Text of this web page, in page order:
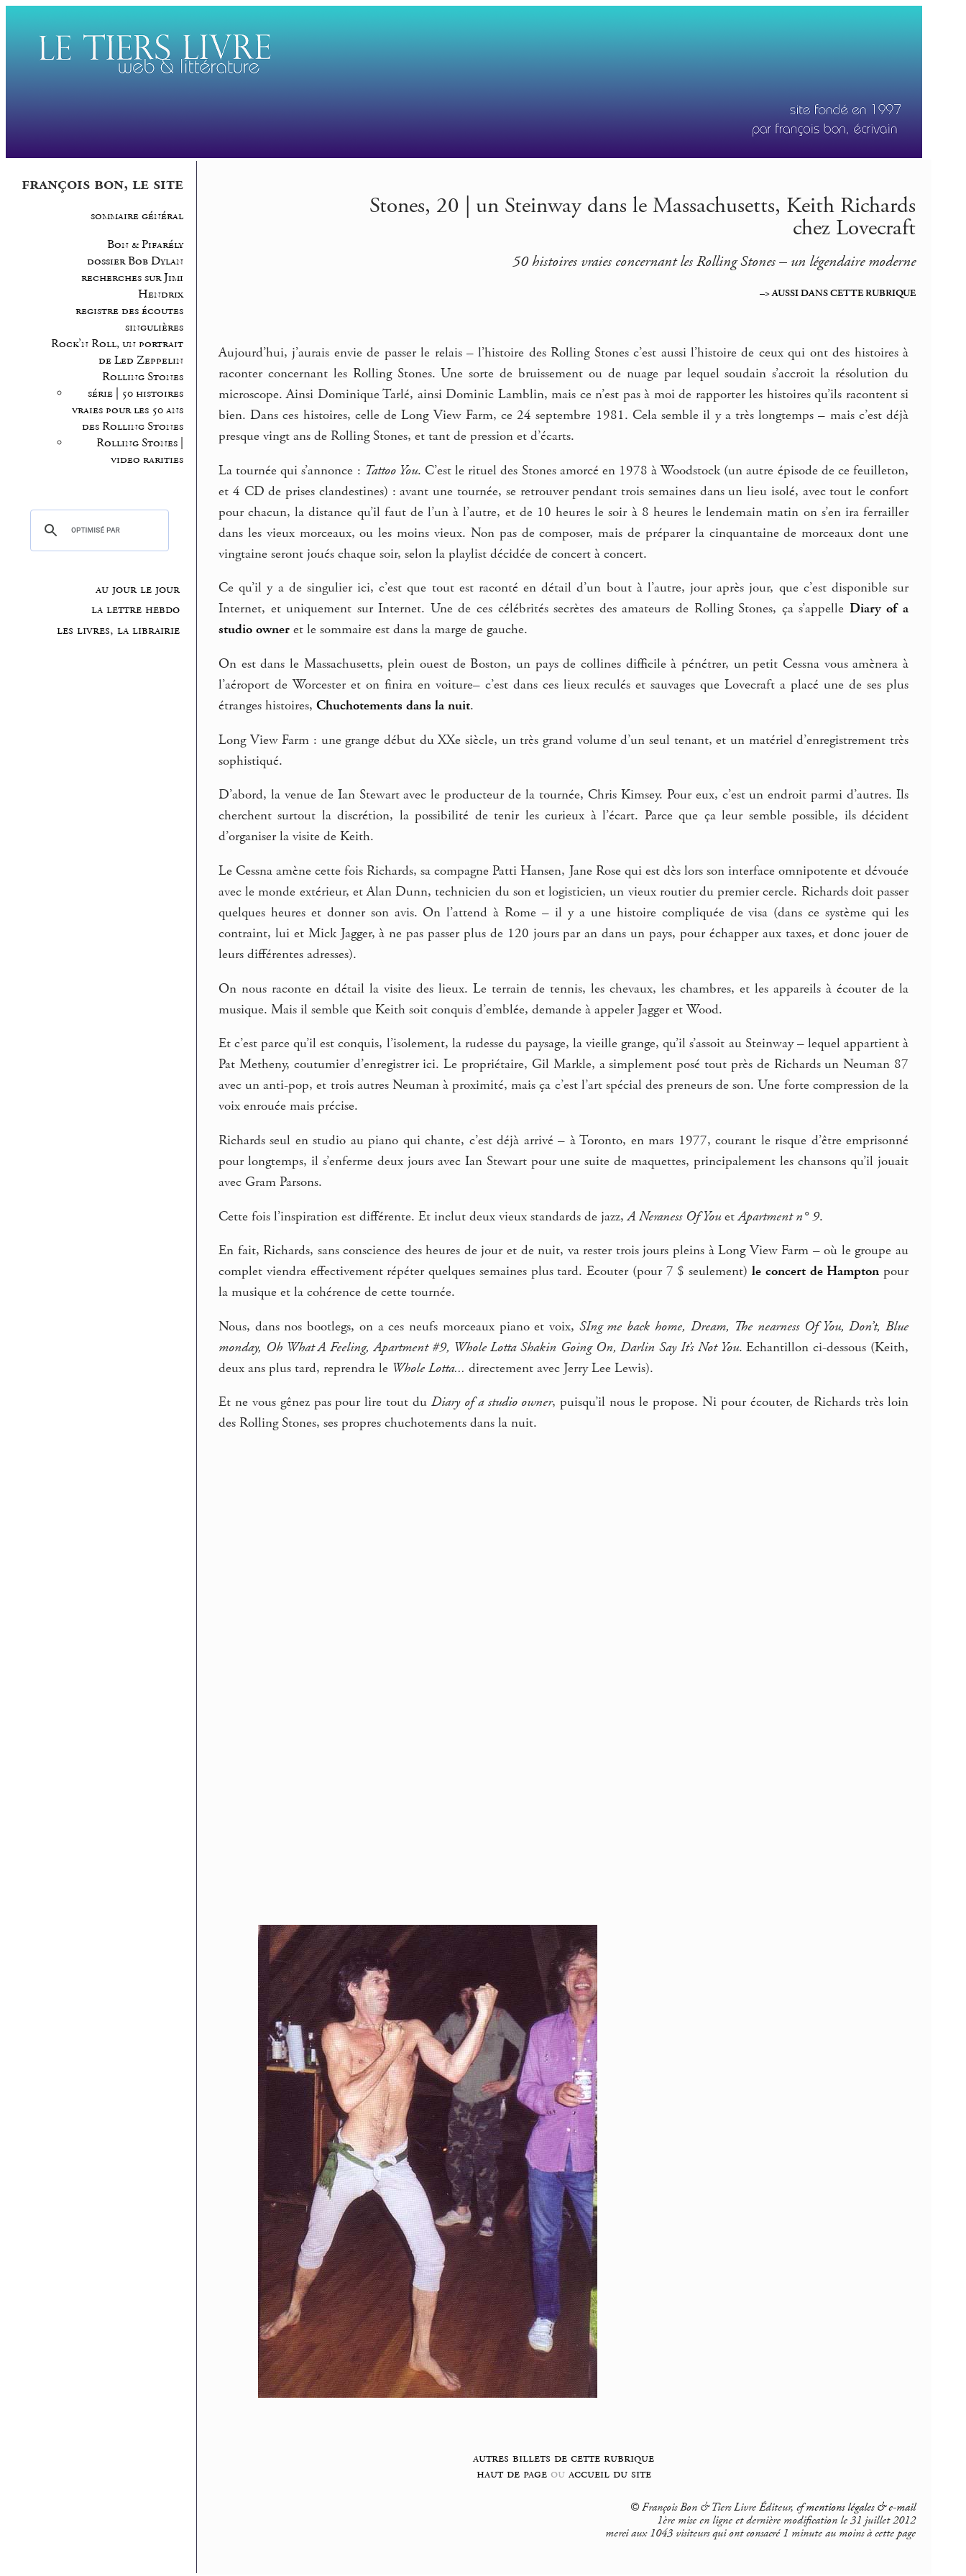
françois bon, le site
sommaire général
Bon & Pifarély
dossier Bob Dylan
recherches sur Jimi
Hendrix
registre des écoutes
singulières
Rock’n Roll, un portrait
de Led Zeppelin
Rolling Stones
série | 50 histoires
vraies pour les 50 ans
des Rolling Stones
Rolling Stones |
video rarities
au jour le jour
la lettre hebdo
les livres, la librairie
Stones, 20 | un Steinway dans le Massachusetts, Keith Richards
chez Lovecraft
50 histoires vraies concernant les Rolling Stones – un légendaire moderne
–> AUSSI DANS CETTE RUBRIQUE
Aujourd’hui, j’aurais envie de passer le relais – l’histoire des Rolling Stones c’est aussi l’histoire de ceux qui ont des histoires à
raconter concernant les Rolling Stones. Une sorte de bruissement ou de nuage par lequel soudain s’accroit la résolution du
microscope. Ainsi Dominique Tarlé, ainsi Dominic Lamblin, mais ce n’est pas à moi de rapporter les histoires qu’ils racontent si
bien. Dans ces histoires, celle de Long View Farm, ce 24 septembre 1981. Cela semble il y a très longtemps – mais c’est déjà
presque vingt ans de Rolling Stones, et tant de pression et d’écarts.
La tournée qui s’annonce : Tattoo You. C’est le rituel des Stones amorcé en 1978 à Woodstock (un autre épisode de ce feuilleton,
et 4 CD de prises clandestines) : avant une tournée, se retrouver pendant trois semaines dans un lieu isolé, avec tout le confort
pour chacun, la distance qu’il faut de l’un à l’autre, et de 10 heures le soir à 8 heures le lendemain matin on s’en ira ferrailler
dans les vieux morceaux, ou les moins vieux. Non pas de composer, mais de préparer la cinquantaine de morceaux dont une
vingtaine seront joués chaque soir, selon la playlist décidée de concert à concert.
Ce qu’il y a de singulier ici, c’est que tout est raconté en détail d’un bout à l’autre, jour après jour, que c’est disponible sur
Internet, et uniquement sur Internet. Une de ces célébrités secrètes des amateurs de Rolling Stones, ça s’appelle Diary of a
studio owner et le sommaire est dans la marge de gauche.
On est dans le Massachusetts, plein ouest de Boston, un pays de collines difficile à pénétrer, un petit Cessna vous amènera à
l’aéroport de Worcester et on finira en voiture– c’est dans ces lieux reculés et sauvages que Lovecraft a placé une de ses plus
étranges histoires, Chuchotements dans la nuit.
Long View Farm : une grange début du XXe siècle, un très grand volume d’un seul tenant, et un matériel d’enregistrement très
sophistiqué.
D’abord, la venue de Ian Stewart avec le producteur de la tournée, Chris Kimsey. Pour eux, c’est un endroit parmi d’autres. Ils
cherchent surtout la discrétion, la possibilité de tenir les curieux à l’écart. Parce que ça leur semble possible, ils décident
d’organiser la visite de Keith.
Le Cessna amène cette fois Richards, sa compagne Patti Hansen, Jane Rose qui est dès lors son interface omnipotente et dévouée
avec le monde extérieur, et Alan Dunn, technicien du son et logisticien, un vieux routier du premier cercle. Richards doit passer
quelques heures et donner son avis. On l’attend à Rome – il y a une histoire compliquée de visa (dans ce système qui les
contraint, lui et Mick Jagger, à ne pas passer plus de 120 jours par an dans un pays, pour échapper aux taxes, et donc jouer de
leurs différentes adresses).
On nous raconte en détail la visite des lieux. Le terrain de tennis, les chevaux, les chambres, et les appareils à écouter de la
musique. Mais il semble que Keith soit conquis d’emblée, demande à appeler Jagger et Wood.
Et c’est parce qu’il est conquis, l’isolement, la rudesse du paysage, la vieille grange, qu’il s’assoit au Steinway – lequel appartient à
Pat Metheny, coutumier d’enregistrer ici. Le propriétaire, Gil Markle, a simplement posé tout près de Richards un Neuman 87
avec un anti-pop, et trois autres Neuman à proximité, mais ça c’est l’art spécial des preneurs de son. Une forte compression de la
voix enrouée mais précise.
Richards seul en studio au piano qui chante, c’est déjà arrivé – à Toronto, en mars 1977, courant le risque d’être emprisonné
pour longtemps, il s’enferme deux jours avec Ian Stewart pour une suite de maquettes, principalement les chansons qu’il jouait
avec Gram Parsons.
Cette fois l’inspiration est différente. Et inclut deux vieux standards de jazz,A Neraness Of YouetApartment n° 9.
En fait, Richards, sans conscience des heures de jour et de nuit, va rester trois jours pleins à Long View Farm – où le groupe au
complet viendra effectivement répéter quelques semaines plus tard. Ecouter (pour 7 $ seulement) le concert de Hampton pour
la musique et la cohérence de cette tournée.
Nous, dans nos bootlegs, on a ces neufs morceaux piano et voix, SIng me back home, Dream, The nearness Of You, Don’t, Blue
monday, Oh What A Feeling, Apartment #9, Whole Lotta Shakin Going On, Darlin Say It’s Not You. Echantillon ci-dessous (Keith,
deux ans plus tard, reprendra le Whole Lotta... directement avec Jerry Lee Lewis).
Et ne vous gênez pas pour lire tout du Diary of a studio owner, puisqu’il nous le propose. Ni pour écouter, de Richards très loin
des Rolling Stones, ses propres chuchotements dans la nuit.
autres billets de cette rubrique
haut de pageouaccueil du site
© François Bon & Tiers Livre Éditeur, cfmentions légales & e-mail
1ère mise en ligne et dernière modification le 31 juillet 2012
merci aux 1043 visiteurs qui ont consacré 1 minute au moins à cette page